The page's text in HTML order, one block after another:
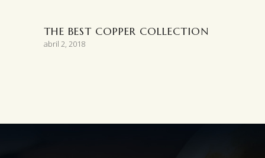
THE BEST COPPER COLLECTION
abril 2, 2018